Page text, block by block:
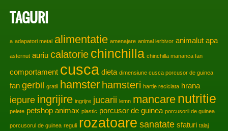
TAGURI
a adapatori metal alimentatie amenajare animal ierbivor animalut apa
asternut auriu calatorie chinchilla chinchilla mananca fan
comportament cusca dieta dimensiune cusca porcusor de guinea
fan gerbil gratii hamster hamsteri hartie reciclata hrana
iepure ingrijire ingrijre jucarii lemn mancare nutritie
pelete petshop animax plastic porcusor de guinea porcusorii de guinea
porcusorul de guinea reguli rozatoare sanatate sfaturi talaj